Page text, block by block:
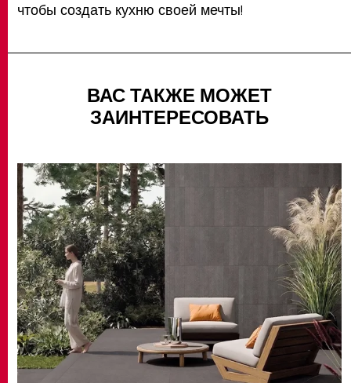
чтобы создать кухню своей мечты!
ВАС ТАКЖЕ МОЖЕТ
ЗАИНТЕРЕСОВАТЬ